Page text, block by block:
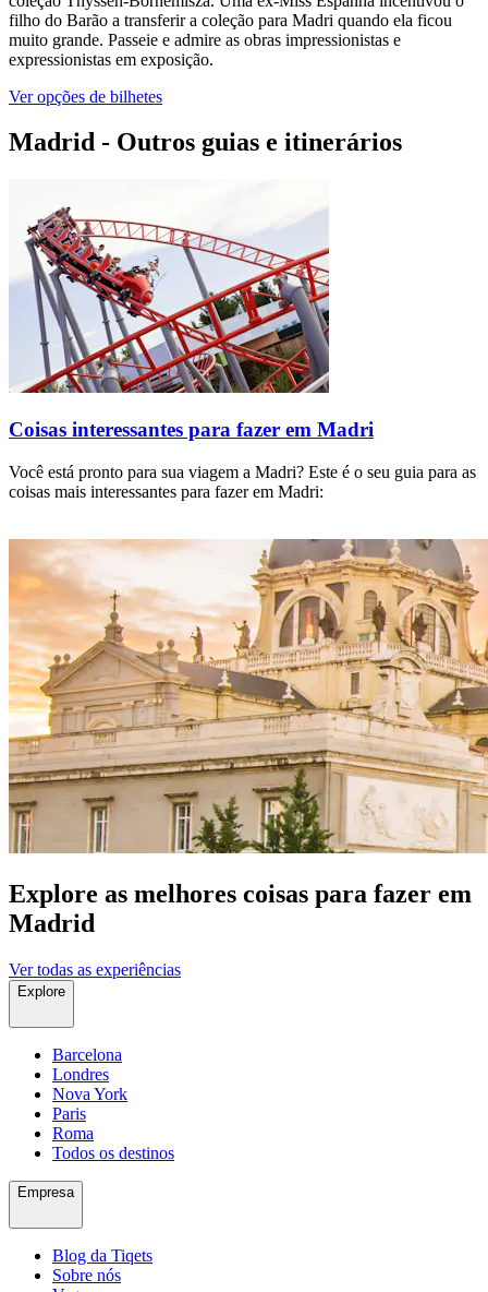
filho do Barão a transferir a coleção para Madri quando ela ficou
muito grande. Passeie e admire as obras impressionistas e
expressionistas em exposição.
Ver opções de bilhetes
Madrid - Outros guias e itinerários
Coisas interessantes para fazer em Madri
Você está pronto para sua viagem a Madri? Este é o seu guia para as
coisas mais interessantes para fazer em Madri:
Explore as melhores coisas para fazer ​em
Madrid
Ver todas as experiências
Explore
Barcelona
Londres
Nova York
Paris
Roma
Todos os destinos
Empresa
Blog da Tiqets
Sobre nós